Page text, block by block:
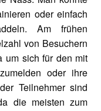
oder einfach
Am frühen
von Besuchern
um sich für den mit
oder ihre
Teilnehmer sind
die meisten zum